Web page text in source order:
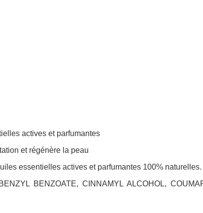
actives et parfumantes
et régénère la peau
essentielles actives et parfumantes 100% naturelles.
BENZOATE, CINNAMYL ALCOHOL,